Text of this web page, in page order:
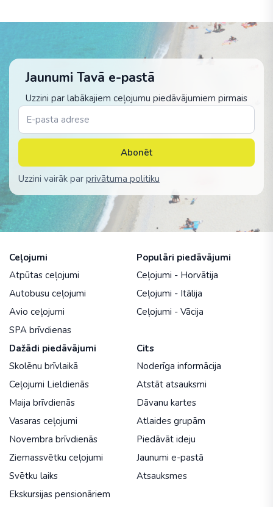
Jaunumi Tavā e-pastā
Uzzini par labākajiem ceļojumu piedāvājumiem pirmais
Abonēt
Uzzini vairāk par privātuma politiku
Ceļojumi
Atpūtas ceļojumi
Autobusu ceļojumi
Avio ceļojumi
SPA brīvdienas
Populāri piedāvājumi
Ceļojumi - Horvātija
Ceļojumi - Itālija
Ceļojumi - Vācija
Dažādi piedāvājumi
Skolēnu brīvlaikā
Ceļojumi Lieldienās
Maija brīvdienās
Vasaras ceļojumi
Novembra brīvdienās
Ziemassvētku ceļojumi
Svētku laiks
Ekskursijas pensionāriem
Cits
Noderīga informācija
Atstāt atsauksmi
Dāvanu kartes
Atlaides grupām
Piedāvāt ideju
Jaunumi e-pastā
Atsauksmes